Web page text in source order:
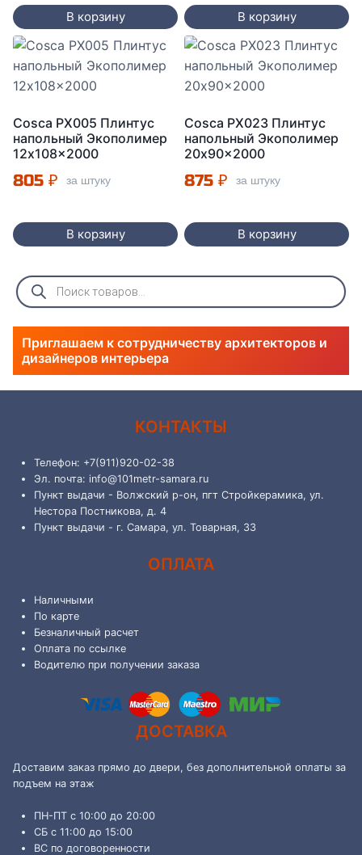
В корзину В корзину
Cosca PX005 Плинтус
напольный Экополимер
12x108x2000
805 ₽ за штуку
В корзину
Cosca PX023 Плинтус
напольный Экополимер
20x90x2000
875 ₽ за штуку
В корзину
Поиск
товаров
Приглашаем к сотрудничеству архитекторов и
дизайнеров интерьера
КОНТАКТЫ
Телефон: +7(911)920-02-38
Эл. почта: info@101metr-samara.ru
Пункт выдачи - Волжский р-он, пгт Стройкерамика, ул.
Нестора Постникова, д. 4
Пункт выдачи - г. Самара, ул. Товарная, 33
ОПЛАТА
Наличными
По карте
Безналичный расчет
Оплата по ссылке
Водителю при получении заказа
ДОСТАВКА
Доставим заказ прямо до двери, без дополнительной оплаты за
подъем на этаж
ПН-ПТ с 10:00 до 20:00
СБ с 11:00 до 15:00
ВС по договоренности